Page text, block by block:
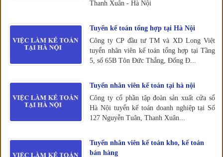
Thanh Xuân - Hà Nội
Tuyển kế toán tổng hợp tại Hà Nội
Công ty CP đầu tư TM và XD Long Việt
tuyển nhân viên kế toán tổng hợp tại Tầng
5, số 65B Tôn Đức Thắng, Đống Đ...
Tuyển nhân viên kế toán tại hà nội
Công ty cổ phần tập đoàn sản xuất cửa sổ
Hà Nội tuyển kế toán doanh nghiệp tại Số
127 Nguyễn Tuân, Thanh Xuân...
Tuyển nhân viên kế toán kho, kế toán
bán hàng